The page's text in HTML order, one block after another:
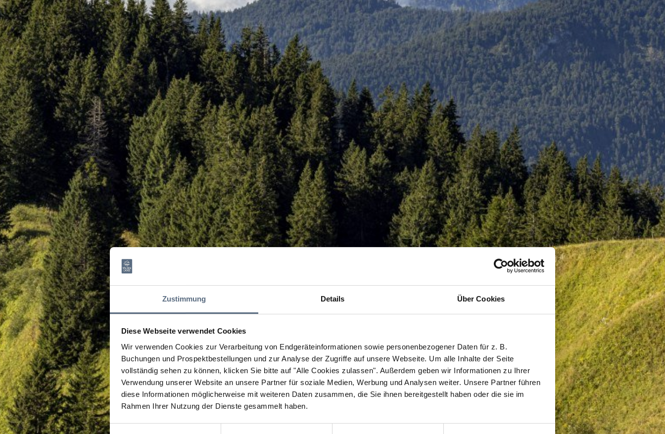
Zustimmung Details Über Cookies
Diese Webseite verwendet Cookies
Wir verwenden Cookies zur Verarbeitung von Endgeräteinformationen sowie personenbezogener Daten für z. B.
Buchungen und Prospektbestellungen und zur Analyse der Zugriffe auf unsere Webseite. Um alle Inhalte der Seite
vollständig sehen zu können, klicken Sie bitte auf "Alle Cookies zulassen". Außerdem geben wir Informationen zu Ihrer
Verwendung unserer Website an unsere Partner für soziale Medien, Werbung und Analysen weiter. Unsere Partner führen
diese Informationen möglicherweise mit weiteren Daten zusammen, die Sie ihnen bereitgestellt haben oder die sie im
Rahmen Ihrer Nutzung der Dienste gesammelt haben.
Einwilligungsauswahl